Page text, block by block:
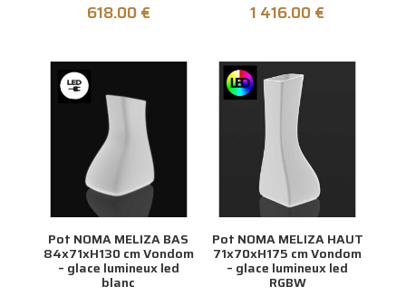
618.00 € 1 416.00 €
Pot NOMA MELIZA BAS
84x71xH130 cm Vondom
– glace lumineux led
blanc
Pot NOMA MELIZA HAUT
71x70xH175 cm Vondom
– glace lumineux led
RGBW